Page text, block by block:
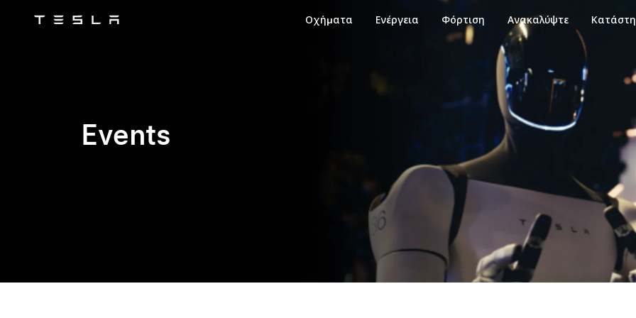
Tesla Οχήματα Ενέργεια Φόρτιση Ανακαλύψτε
Events